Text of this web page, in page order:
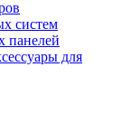
систем
панелей
для